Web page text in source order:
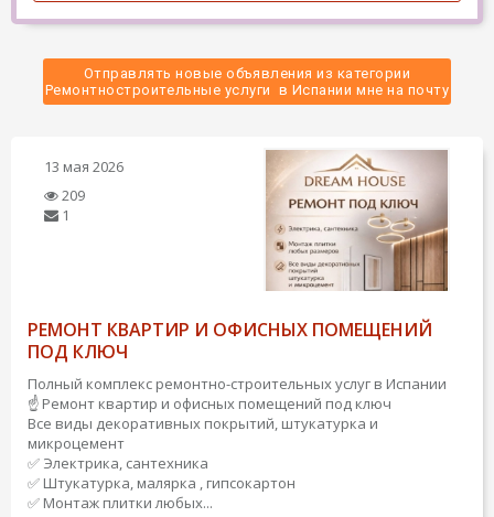
Отправлять новые объявления из категории
Ремонтностроительные услуги  в Испании мне на почту
13 мая 2026
209
1
РЕМОНТ КВАРТИР И ОФИСНЫХ ПОМЕЩЕНИЙ
ПОД КЛЮЧ
Полный комплекс ремонтно-строительных услуг в Испании
☝️ Ремонт квартир и офисных помещений под ключ
Все виды декоративных покрытий, штукатурка и
микроцемент
✅ Электрика, сантехника
✅ Штукатурка, малярка , гипсокартон
✅ Монтаж плитки любых...